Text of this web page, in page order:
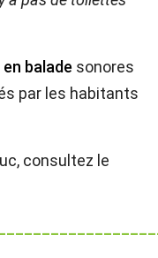
balade sonores
par les habitants
consultez le